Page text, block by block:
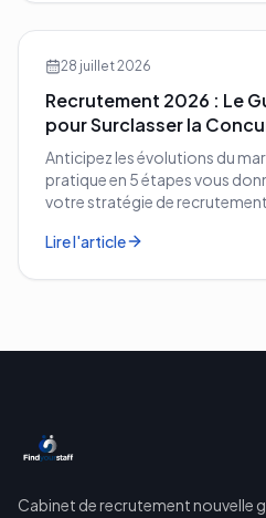
28 juillet 2026
Recrutement 2026 : Le
pour Surclasser la
Anticipez les évolutions du
pratique en 5 étapes vous
votre stratégie de
Lire l'article
Cabinet de recrutement nouvelle